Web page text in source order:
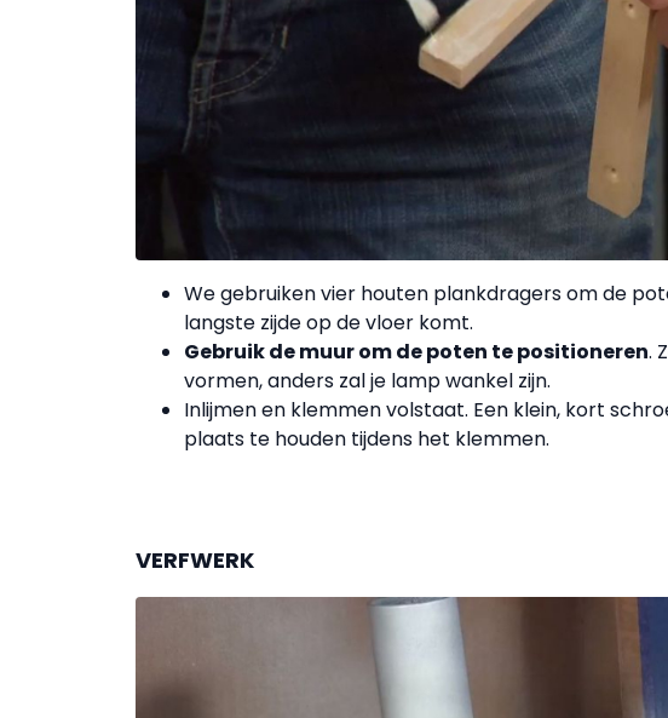
We gebruiken vier houten plankdragers om de
langste zijde op de vloer komt.
Gebruik de muur om de poten te positioneren.
vormen, anders zal je lamp wankel zijn.
Inlijmen en klemmen volstaat. Een klein, kort
plaats te houden tijdens het klemmen.
VERFWERK